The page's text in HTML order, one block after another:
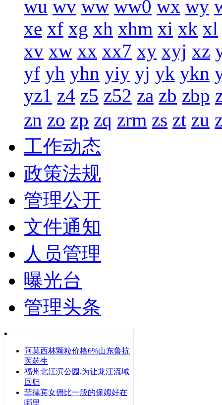
wu wv ww ww0 wx wy
xe xf xg xh xhm xi xk xl
xv xw xx xx7 xy xyj xz
yf yh yhn yiy yj yk ykn
yz1 z4 z5 z52 za zb zbp
zn zo zp zq zrm zs zt zu
工作动态
政策法规
管理公开
文件通知
人员管理
曝光台
管理头条
阿莫西林颗粒价格6%山东鲁抗
医药生
福州北江滨公园,为让龙江流域
回归
菲律宾女佣比一般的保姆好在
哪里